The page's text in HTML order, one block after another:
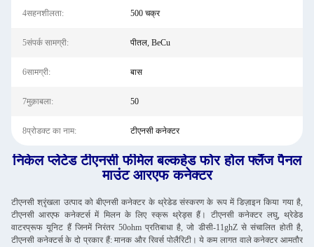
4सहनशीलता: 500 चक्र
5संपर्क सामग्री: पीतल, BeCu
6सामग्री: बास
7मुक़ाबला: 50
8प्रोडक्ट का नाम: टीएनसी कनेक्टर
निकेल प्लेटेड टीएनसी फीमेल बल्कहेड फोर होल फ्लैंज पैनल
माउंट आरएफ कनेक्टर
टीएनसी श्रृंखला उत्पाद को बीएनसी कनेक्टर के थ्रेडेड संस्करण के रूप में डिज़ाइन किया गया है,
टीएनसी आरएफ कनेक्टर्स में मिलन के लिए स्क्रू थ्रेड्स हैं। टीएनसी कनेक्टर लघु, थ्रेडेड
वाटरप्रूफ यूनिट हैं जिनमें निरंतर 50ohm प्रतिबाधा है, जो डीसी-11ghZ से संचालित होती है,
टीएनसी कनेक्टर्स के दो प्रकार हैं: मानक और रिवर्स पोलैरिटी। ये कम लागत वाले कनेक्टर आमतौर